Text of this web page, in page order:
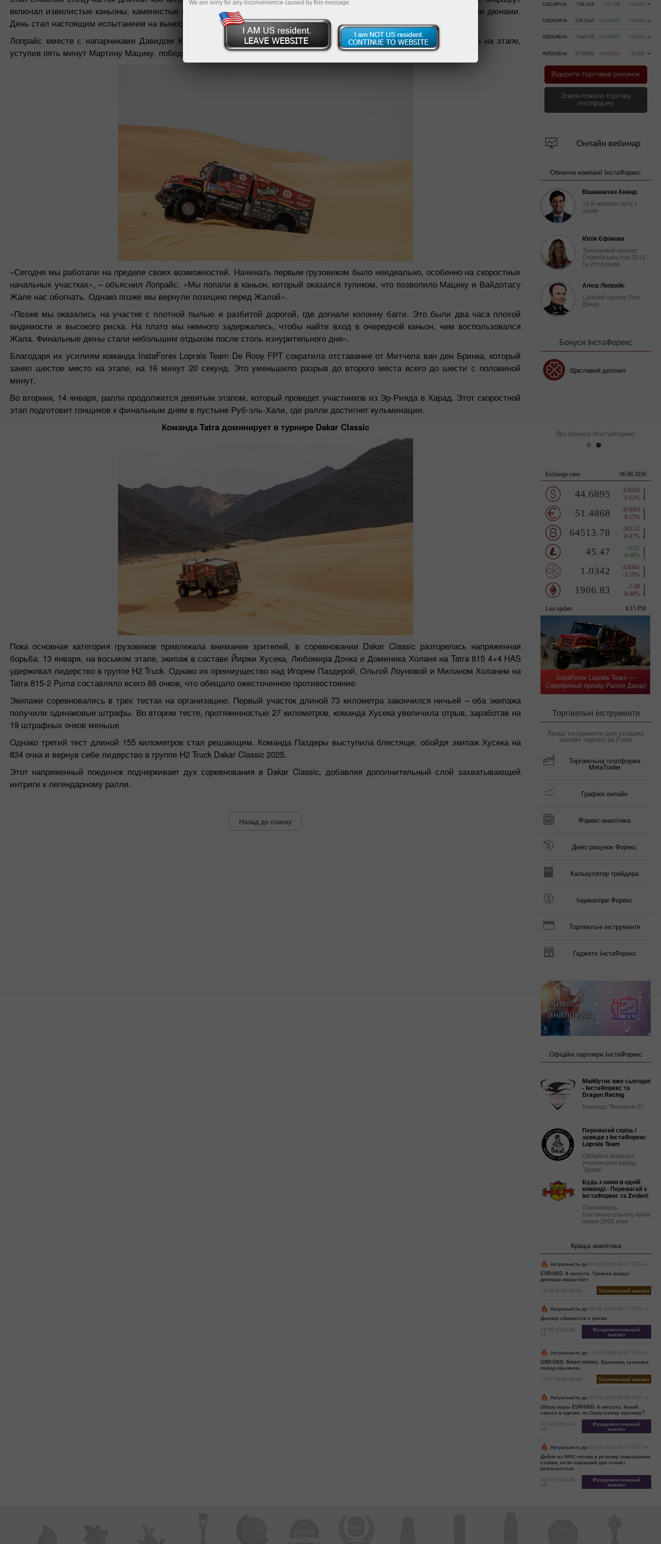
включал извилистые каньоны, каменистые тропы, пересохшие русла рек и финальную часть с небольшими песчаными дюнами.
День стал настоящим испытанием на выносливость и точность.
Лопрайс вместе с напарниками Давидом Крипалом и Дареком Родевальдом на Iveco Powerstar заняли второе место на этапе,
уступив пять минут Мартину Мацику, победителю этапа.
«Сегодня мы работали на пределе своих возможностей. Начинать первым грузовиком было неидеально, особенно на скоростных
начальных участках», – объяснил Лопрайс. «Мы попали в каньон, который оказался тупиком, что позволило Мацику и Вайдотасу
Жале нас обогнать. Однако позже мы вернули позицию перед Жалой».
«Позже мы оказались на участке с плотной пылью и разбитой дорогой, где догнали колонну багги. Это были два часа плохой
видимости и высокого риска. На плато мы немного задержались, чтобы найти вход в очередной каньон, чем воспользовался
Жала. Финальные дюны стали небольшим отдыхом после столь изнурительного дня».
Благодаря их усилиям команда InstaForex Loprais Team De Rooy FPT сократила отставание от Митчела ван ден Бринка, который
занял шестое место на этапе, на 16 минут 20 секунд. Это уменьшило разрыв до второго места всего до шести с половиной
минут.
Во вторник, 14 января, ралли продолжится девятым этапом, который проведет участников из Эр-Рияда в Харад. Этот скоростной
этап подготовит гонщиков к финальным дням в пустыне Руб-эль-Хали, где ралли достигнет кульминации.
Команда Tatra доминирует в турнире Dakar Classic
Пока основная категория грузовиков привлекала внимание зрителей, в соревновании Dakar Classic разгорелась напряженная
борьба. 13 января, на восьмом этапе, экипаж в составе Йиржи Хусека, Любомира Дочка и Доминика Холаня на Tatra 815 4×4 HAS
удерживал лидерство в группе H2 Truck. Однако их преимущество над Игорем Паздерой, Ольгой Лоуновой и Миланом Холанем на
Tatra 815-2 Puma составляло всего 88 очков, что обещало ожесточенное противостояние.
Экипажи соревновались в трех тестах на организацию. Первый участок длиной 73 километра закончился ничьей – оба экипажа
получили одинаковые штрафы. Во втором тесте, протяженностью 27 километров, команда Хусека увеличила отрыв, заработав на
19 штрафных очков меньше.
Однако третий тест длиной 155 километров стал решающим. Команда Паздеры выступила блестяще, обойдя экипаж Хусека на
834 очка и вернув себе лидерство в группе H2 Truck Dakar Classic 2025.
Этот напряженный поединок подчеркивает дух соревнования в Dakar Classic, добавляя дополнительный слой захватывающей
интриги к легендарному ралли.
Назад до списку
USDJPY.fx 158.459 +0.708 +0.45%
USDCHF.fx 0.81240 +0.00520 +0.64%
USDCAD.fx 1.40170 +0.00050 +0.04%
AUDUSD.fx 0.70320 -0.00250 -0.35%
Відкрити торговий рахунок
Завантажити торгову
платформу
Онлайн вебинар
Обличчя компанії ІнстаФорекс
Вішванатан Ананд
15-й чемпіон світу з
шахів
Юлія Єфімова
Триразовий призер
Олімпійських ігор 2012
та 2016 років
Алеш Лопрайс
Срібний призер Ралі
Дакар.
Бонуси ІнстаФорекс
Бонус 30%
Клубний бонус
Щасливий депозит Бонус 30%
Клубний бонус
Щасливий депозит
Всі бонуси ИнстаФорекс
InstaForex Loprais Team —
Серебряный призёр Ралли Дакар!
Торгівельні інструменти
Кращі інструменти для успішної
онлайн торгівлі на Forex
Торгівельна платформа
MetaTrader
Графіки онлайн
Форекс-аналітика
Демо рахунок Форекс
Калькулятор трейдера
Індикатори Форекс
Торгівельні інструменти
Гаджети ІнстаФорекс
Жива
аналітика
Офіційні партнери ІнстаФорекс
Майбутнє вже сьогодні
- ІнстаФорекс та
Dragon Racing
Команда "Формули-Е"
Перемагай скрізь і
завжди з ІнстаФорекс
Loprais Team
Офіційна команда-
учасник ралі-рейду
"Дакар"
Будь з нами в одній
команді - Перемагай з
ІнстаФорекс та Zvolen!
Переможець
Континентального кубка
хокею 2005 року
Краща аналітика
Актуальність до 04:00 2026-08-07 UTC--4
EUR/USD. 6 августа. Тревога вокруг
доллара нарастает
10:38 2026-08-06
Технический анализ
Актуальність до 08:00 2026-08-11 UTC--4
Доллар сбивается с ритма
14:02 2026-08-
06
Фундаментальный
анализ
Актуальність до 11:00 2026-08-07 UTC--4
GBP/USD. Smart money. Британец затаился
перед прыжком
17:07 2026-08-06
Технический анализ
Актуальність до 21:00 2026-08-06 UTC--4
Обзор пары EUR/USD. 6 августа. Какой
смысл в сделке по Ормузскому проливу?
03:42 2026-08-
06
Фундаментальный
анализ
Актуальність до 03:00 2026-08-07 UTC--4
Дейли из ФРС готова к резкому повышению
ставки, если сценарий два станет
реальностью
09:05 2026-08-
06
Фундаментальный
анализ
We are sorry for any inconvenience caused by this message.